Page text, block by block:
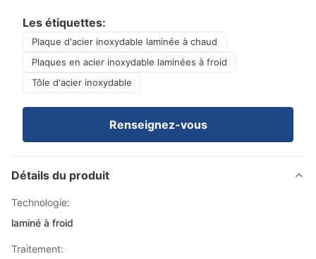
Les étiquettes:
Plaque d'acier inoxydable laminée à chaud
Plaques en acier inoxydable laminées à froid
Tôle d'acier inoxydable
Renseignez-vous
Détails du produit
Technologie:
laminé à froid
Traitement: